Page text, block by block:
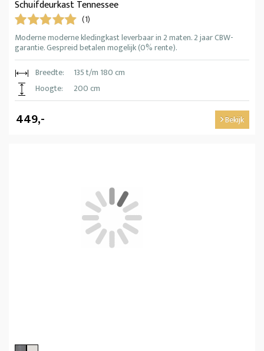
Schuifdeurkast Tennessee
(1)
Moderne moderne kledingkast leverbaar in 2 maten. 2 jaar CBW-
garantie. Gespreid betalen mogelijk (0% rente).
Breedte:
135 t/m 180 cm
Hoogte:
200 cm
449,- Bekijk